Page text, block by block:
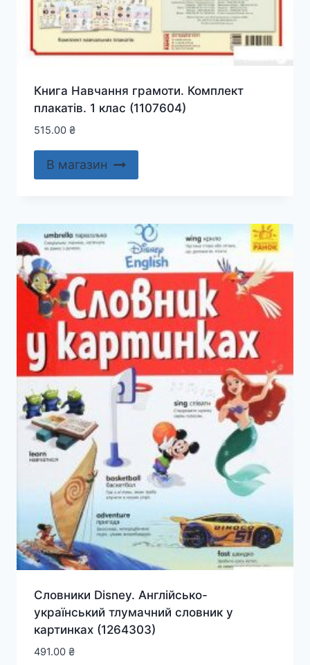
Книга Навчання грамоти. Комплект
плакатів. 1 клас (1107604)
515.00 ₴
В магазин
Словники Disney. Англійсько-
український тлумачний словник у
картинках (1264303)
491.00 ₴